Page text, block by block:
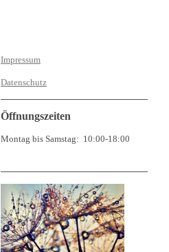
Impressum
Datenschutz
Öffnungszeiten
Montag bis Samstag: 10:00-18:00